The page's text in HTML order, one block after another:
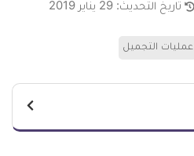
تاريخ التحديث: 29 يناير 2019
عمليات التجميل